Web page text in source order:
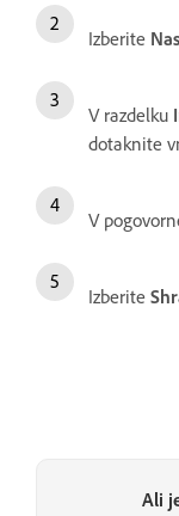
Izberite
V razdelku
dotaknite
V
Izberite
Ali